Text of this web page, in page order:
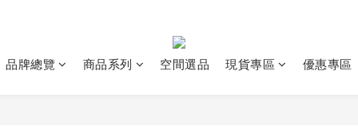
品牌總覽 商品系列 空間選品 現貨專區 優惠專區